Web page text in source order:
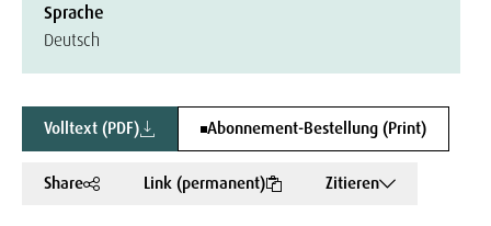
Sprache
Deutsch
Volltext (PDF) Abonnement-Bestellung (Print)
Share Link (permanent) Zitieren